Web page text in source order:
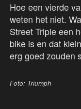
Hoe een vierde
weten het niet.
Street Triple een
bike is en dat
erg goed zouden
Foto: Triumph